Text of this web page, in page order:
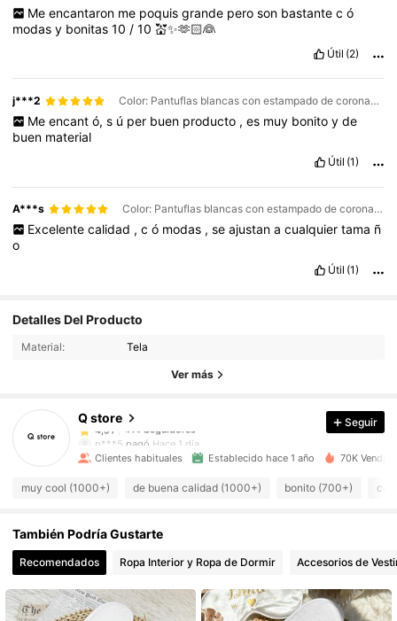
Me encantaron me poquis grande pero son bastante c ó
modasy bonitas10 /10💒✨🫶🏻👰
Útil (2)
j***2 Color: Pantuflas blancas con estampado de coronas verde menta y novia del equipo / Talla: F
Me encant ó, s ú per buen producto , es muy bonito y de
buen material
Útil (1)
A***s Color: Pantuflas blancas con estampado de corona dorada y novia de equipo. / Talla: F
Excelente calidad , c ó modas , se ajustan a cualquier tama ñ
o
Útil (1)
Detalles Del Producto
Material: Tela
Ver más
Q store
4,91 414 Seguidores
414 Seguidores
4,91
414 Seguidores
p***5
pagó Hace 1 día
4,91 414 Seguidores
4,91 414 Seguidores
Seguir
Clientes habituales Establecido hace 1 año 70K
muy cool (1000+) de buena calidad (1000+) bonito (700+)
También Podría Gustarte
Recomendados Ropa Interior y Ropa de Dormir Accesorios de